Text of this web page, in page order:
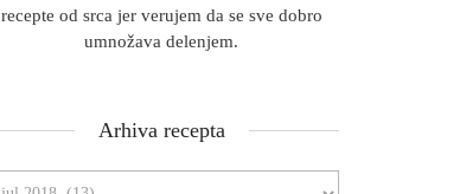
recepte od srca jer verujem da se sve dobro
umnožava delenjem.
Arhiva recepta